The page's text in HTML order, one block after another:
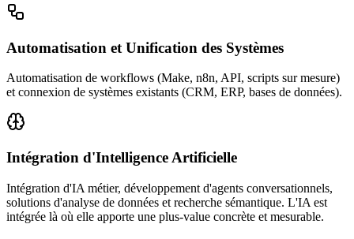
Automatisation et Unification des Systèmes
Automatisation de workflows (Make, n8n, API, scripts sur mesure)
et connexion de systèmes existants (CRM, ERP, bases de données).
Intégration d'Intelligence Artificielle
Intégration d'IA métier, développement d'agents conversationnels,
solutions d'analyse de données et recherche sémantique. L'IA est
intégrée là où elle apporte une plus-value concrète et mesurable.